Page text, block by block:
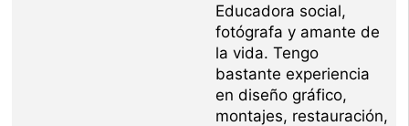
Educadora social,
fotógrafa y amante de
la vida. Tengo
bastante experiencia
en diseño gráfico,
montajes, restauración,